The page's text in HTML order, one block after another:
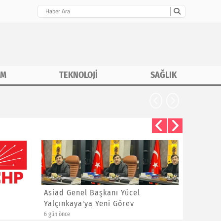
TEKNOLOJİ SAĞLIK
Asiad Genel Başkanı Yücel
Yalçınkaya'ya Yeni Görev
6 gün önce